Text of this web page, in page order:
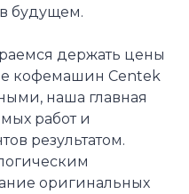
будущем.
держать цены
кофемашин Centek
наша главная
работ и
результатом.
оригинальных